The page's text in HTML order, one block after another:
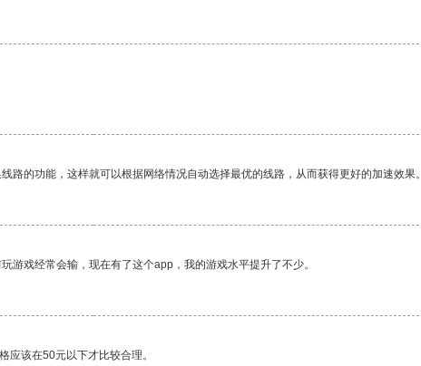
的功能，这样就可以根据网络情况自动选择最优的线路，从而获得更好的加速效果。
游戏经常会输，现在有了这个app，我的游戏水平提升了不少。
应该在50元以下才比较合理。